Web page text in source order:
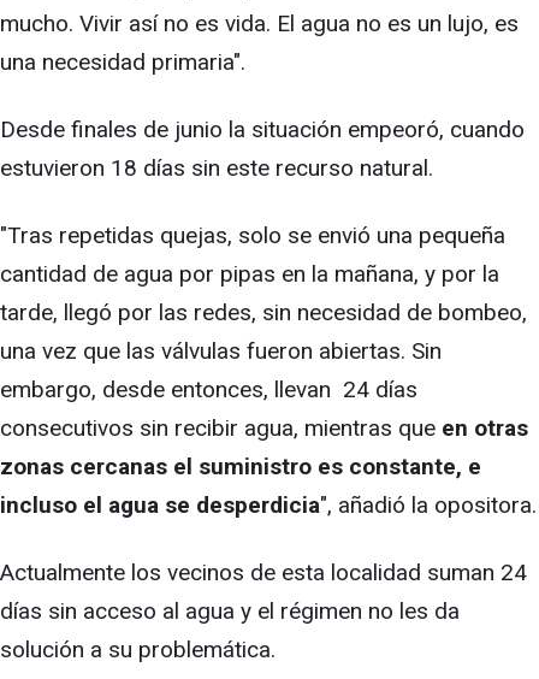
mucho. Vivir así no es vida. El agua no es un lujo, es
una necesidad primaria".
Desde finales de junio la situación empeoró, cuando
estuvieron 18 días sin este recurso natural.
"Tras repetidas quejas, solo se envió una pequeña
cantidad de agua por pipas en la mañana, y por la
tarde, llegó por las redes, sin necesidad de bombeo,
una vez que las válvulas fueron abiertas. Sin
embargo, desde entonces, llevan 24 días
consecutivos sin recibir agua, mientras que en otras
zonas cercanas el suministro es constante, e
incluso el agua se desperdicia", añadió la opositora.
Actualmente los vecinos de esta localidad suman 24
días sin acceso al agua y el régimen no les da
solución a su problemática.